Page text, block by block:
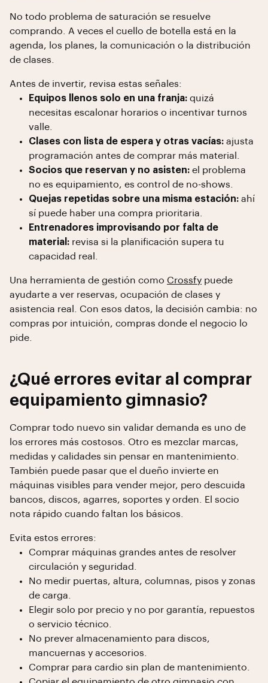
No todo problema de saturación se resuelve
comprando. A veces el cuello de botella está en la
agenda, los planes, la comunicación o la distribución
de clases.
Antes de invertir, revisa estas señales:
Equipos llenos solo en una franja: quizá
necesitas escalonar horarios o incentivar turnos
valle.
Clases con lista de espera y otras vacías: ajusta
programación antes de comprar más material.
Socios que reservan y no asisten: el problema
no es equipamiento, es control de no-shows.
Quejas repetidas sobre una misma estación: ahí
sí puede haber una compra prioritaria.
Entrenadores improvisando por falta de
material: revisa si la planificación supera tu
capacidad real.
Una herramienta de gestión como Crossfy puede
ayudarte a ver reservas, ocupación de clases y
asistencia real. Con esos datos, la decisión cambia: no
compras por intuición, compras donde el negocio lo
pide.
¿Qué errores evitar al comprar
equipamiento gimnasio?
Comprar todo nuevo sin validar demanda es uno de
los errores más costosos. Otro es mezclar marcas,
medidas y calidades sin pensar en mantenimiento.
También puede pasar que el dueño invierte en
máquinas visibles para vender mejor, pero descuida
bancos, discos, agarres, soportes y orden. El socio
nota rápido cuando faltan los básicos.
Evita estos errores:
Comprar máquinas grandes antes de resolver
circulación y seguridad.
No medir puertas, altura, columnas, pisos y zonas
de carga.
Elegir solo por precio y no por garantía, repuestos
o servicio técnico.
No prever almacenamiento para discos,
mancuernas y accesorios.
Comprar para cardio sin plan de mantenimiento.